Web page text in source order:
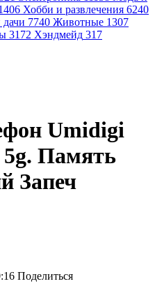
Хобби и развлечения 6240
7740 Животные 1307
3172 Хэндмейд 317
Umidigi
Память
Запеч
Поделиться